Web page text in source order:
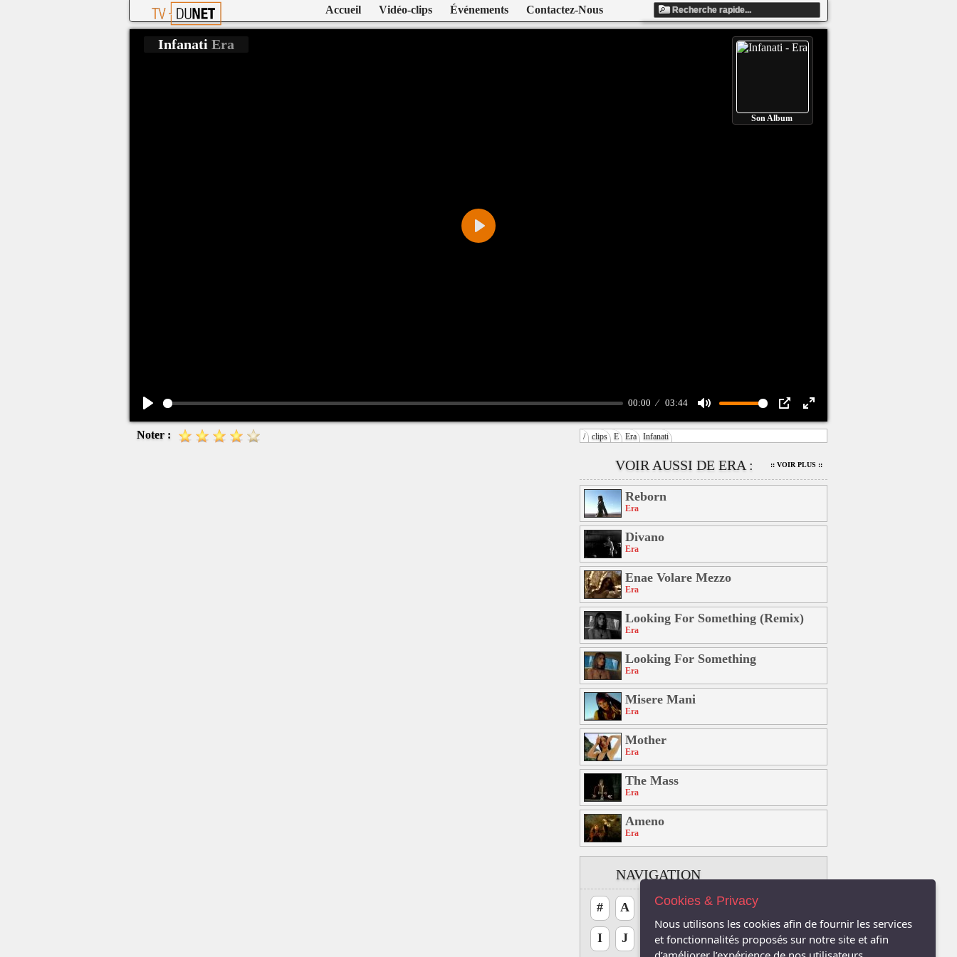
Accueil Vidéo-clips Événements Contactez-Nous
Play
00:00 03:44
Mute PIP
Enter
Play
Infanati Era
Son Album
/ clips E Era Infanati
VOIR AUSSI DE ERA : :: VOIR PLUS ::
Reborn
Era
Divano
Era
Enae Volare Mezzo
Era
Looking For Something (Remix)
Era
Looking For Something
Era
Misere Mani
Era
Mother
Era
The Mass
Era
Ameno
Era
NAVIGATION
# A C D E F
I J K L M N O P Q
Noter :
Cookies & Privacy
Nous utilisons les cookies afin de fournir les services
et fonctionnalités proposés sur notre site et afin